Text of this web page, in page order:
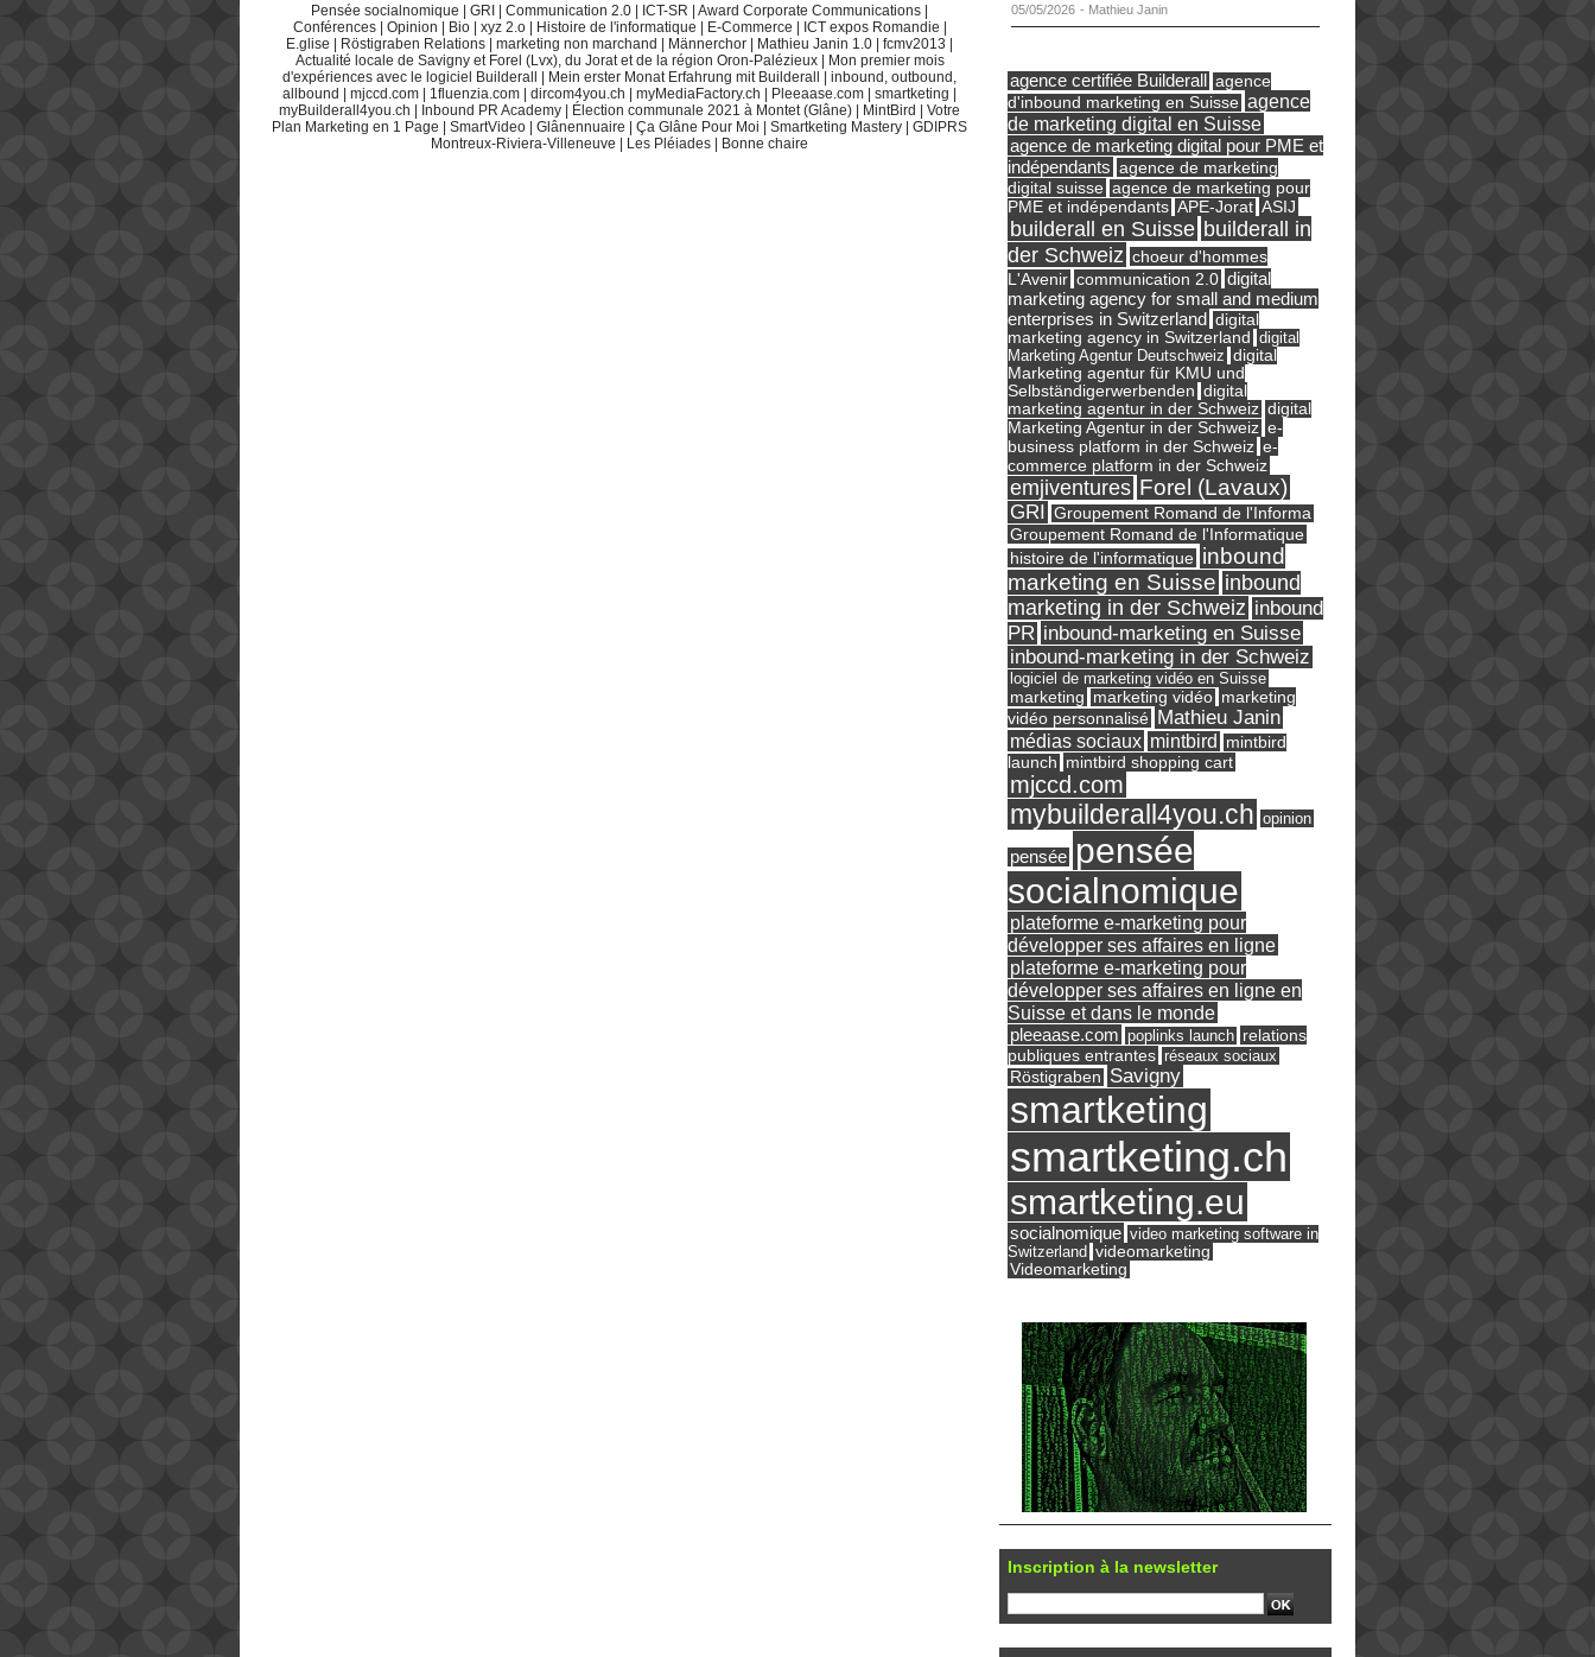
Pensée socialnomique GRI Communication 2.0 ICT-SR Award Corporate Communications
Conférences
Opinion Bio xyz 2.o Histoire de l'informatique E-Commerce ICT expos Romandie
E.glise
Röstigraben Relations marketing non marchand Männerchor Mathieu Janin 1.0 fcmv2013
Actualité locale de Savigny et Forel (Lvx), du Jorat et de la région Oron-Palézieux
Mon premier mois
d'expériences avec le logiciel Builderall
Mein erster Monat Erfahrung mit Builderall
inbound, outbound,
allbound
mjccd.com 1fluenzia.com dircom4you.ch myMediaFactory.ch Pleeaase.com smartketing
myBuilderall4you.ch
Inbound PR Academy Élection communale 2021 à Montet (Glâne) MintBird
Votre
Plan Marketing en 1 Page
SmartVideo Glânennuaire Ça Glâne Pour Moi Smartketing Mastery
GDIPRS
Montreux-Riviera-Villeneuve
Les Pléiades Bonne chaire
05/05/2026 - Mathieu Janin
agence certifiée Builderall
agence
d'inbound marketing en Suisse agence
de marketing digital en Suisse
agence de marketing digital pour PME et
indépendants agence de marketing
digital suisse agence de marketing pour
PME et indépendants APE-Jorat ASIJ
builderall en Suisse builderall in
der Schweiz choeur d'hommes
L'Avenir communication 2.0 digital
marketing agency for small and medium
enterprises in Switzerland digital
marketing agency in Switzerland digital
Marketing Agentur Deutschweiz digital
Marketing agentur für KMU und
Selbständigerwerbenden digital
marketing agentur in der Schweiz digital
Marketing Agentur in der Schweiz e-
business platform in der Schweiz e-
commerce platform in der Schweiz
emjiventures Forel (Lavaux)
GRI Groupement Romand de l'Informa
Groupement Romand de l'Informatique
histoire de l'informatique inbound
marketing en Suisse inbound
marketing in der Schweiz inbound
PR inbound-marketing en Suisse
inbound-marketing in der Schweiz
logiciel de marketing vidéo en Suisse
marketing marketing vidéo marketing
vidéo personnalisé Mathieu Janin
médias sociaux mintbird
mintbird
launch mintbird shopping cart
mjccd.com
mybuilderall4you.ch opinion
pensée pensée
socialnomique
plateforme e-marketing pour
développer ses affaires en ligne
plateforme e-marketing pour
développer ses affaires en ligne en
Suisse et dans le monde
pleeaase.com poplinks launch relations
publiques entrantes réseaux sociaux
Röstigraben Savigny
smartketing
smartketing.ch
smartketing.eu
socialnomique video marketing software in
Switzerland videomarketing
Videomarketing
Inscription à la newsletter